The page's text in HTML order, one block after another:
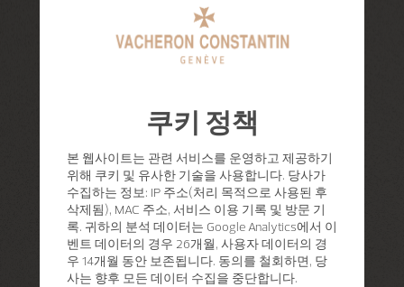
쿠키 정책
본 웹사이트는 관련 서비스를 운영하고 제공하기
위해 쿠키 및 유사한 기술을 사용합니다. 당사가
수집하는 정보: IP 주소(처리 목적으로 사용된 후
삭제됨), MAC 주소, 서비스 이용 기록 및 방문 기
록. 귀하의 분석 데이터는 Google Analytics에서 이
벤트 데이터의 경우 26개월, 사용자 데이터의 경
우 14개월 동안 보존됩니다. 동의를 철회하면, 당
사는 향후 모든 데이터 수집을 중단합니다.